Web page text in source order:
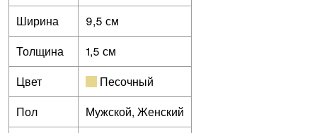
Ширина
9,5 см
Толщина
1,5 см
Цвет
Песочный
Пол
Мужской, Женский